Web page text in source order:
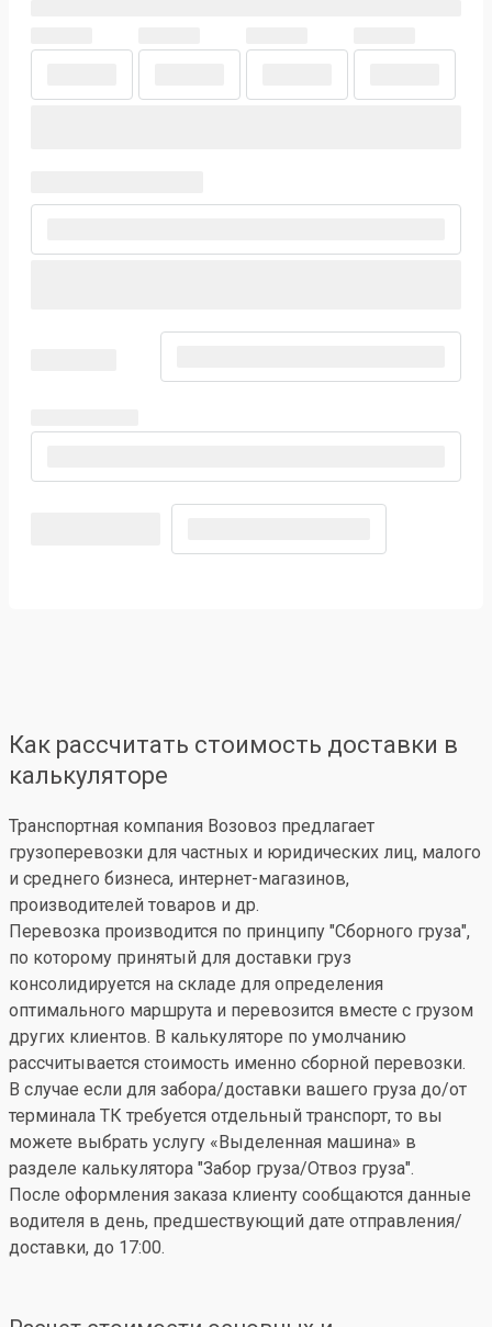
Как рассчитать стоимость доставки в
калькуляторе
Транспортная компания Возовоз предлагает
грузоперевозки для частных и юридических лиц, малого
и среднего бизнеса, интернет-магазинов,
производителей товаров и др.
Перевозка производится по принципу "Сборного груза",
по которому принятый для доставки груз
консолидируется на складе для определения
оптимального маршрута и перевозится вместе с грузом
других клиентов. В калькуляторе по умолчанию
рассчитывается стоимость именно сборной перевозки.
В случае если для забора/доставки вашего груза до/от
терминала ТК требуется отдельный транспорт, то вы
можете выбрать услугу «Выделенная машина» в
разделе калькулятора "Забор груза/Отвоз груза".
После оформления заказа клиенту сообщаются данные
водителя в день, предшествующий дате отправления/
доставки, до 17:00.